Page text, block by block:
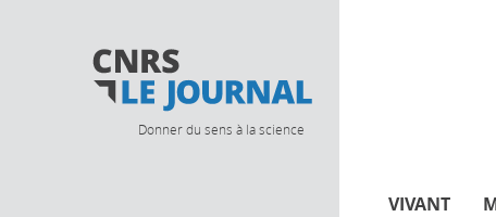
Donner du sens à la science
VIVANT